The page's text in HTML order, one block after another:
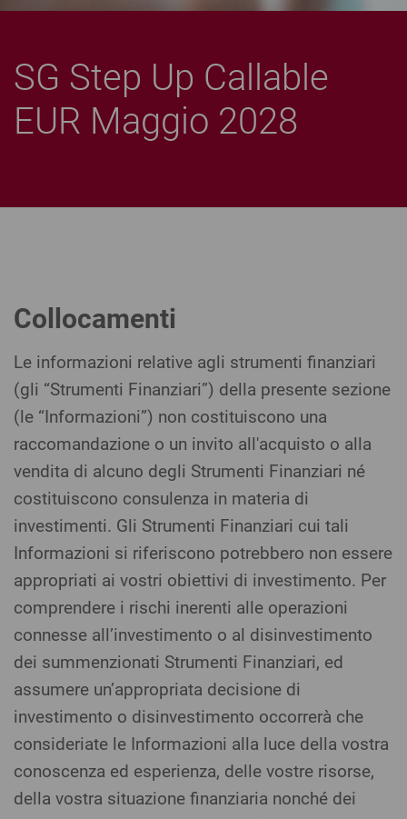
SG Step Up Callable
EUR Maggio 2028
Collocamenti
Le informazioni relative agli strumenti finanziari
(gli “Strumenti Finanziari”) della presente sezione
(le “Informazioni”) non costituiscono una
raccomandazione o un invito all'acquisto o alla
vendita di alcuno degli Strumenti Finanziari né
costituiscono consulenza in materia di
investimenti. Gli Strumenti Finanziari cui tali
Informazioni si riferiscono potrebbero non essere
appropriati ai vostri obiettivi di investimento. Per
comprendere i rischi inerenti alle operazioni
connesse all’investimento o al disinvestimento
dei summenzionati Strumenti Finanziari, ed
assumere un’appropriata decisione di
investimento o disinvestimento occorrerà che
consideriate le Informazioni alla luce della vostra
conoscenza ed esperienza, delle vostre risorse,
della vostra situazione finanziaria nonché dei